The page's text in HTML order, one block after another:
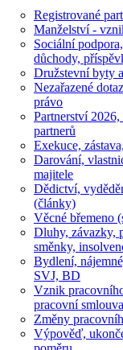
Registrované
Manželství -
Sociální
důchody,
Družstevní byty
Nezařazené
právo
Partnerství 2026,
partnerů
Exekuce,
Darování,
majitele
Dědictví,
(články)
Věcné břemeno
Dluhy, závazky,
směnky,
Bydlení,
SVJ, BD
Vznik
pracovní smlouva
Změny
Výpověď,